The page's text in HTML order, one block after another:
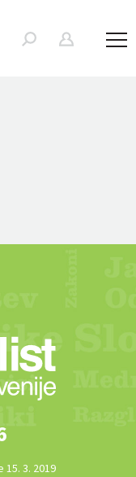
15. 3. 2019